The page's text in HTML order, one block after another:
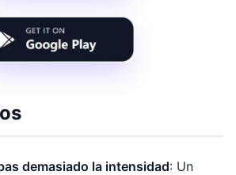
demasiado la intensidad: Un